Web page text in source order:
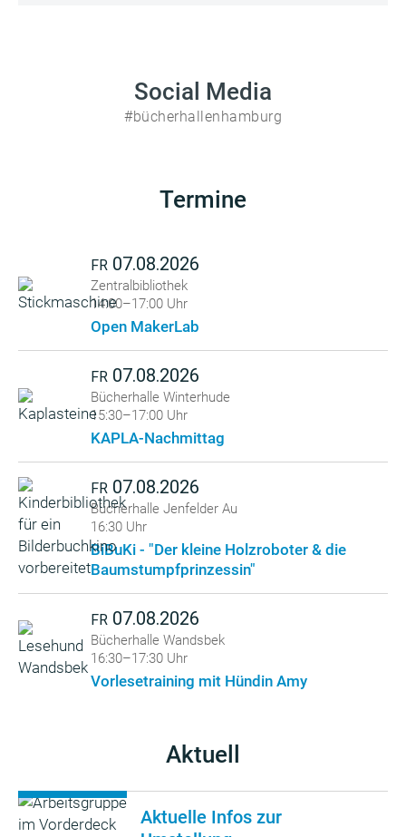
Social Media
#bücherhallenhamburg
Termine
FR 07.08.2026
Zentralbibliothek
14:00–17:00 Uhr
Open MakerLab
FR 07.08.2026
Bücherhalle Winterhude
15:30–17:00 Uhr
KAPLA-Nachmittag
FR 07.08.2026
Bücherhalle Jenfelder Au
16:30 Uhr
BiBuKi - "Der kleine Holzroboter & die
Baumstumpfprinzessin"
FR 07.08.2026
Bücherhalle Wandsbek
16:30–17:30 Uhr
Vorlesetraining mit Hündin Amy
Aktuell
Aktuelle Infos zur